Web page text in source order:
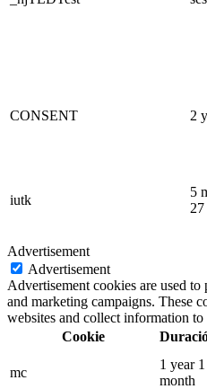
CONSENT 2
iutk
5
27
Advertisement
Advertisement
Advertisement cookies are used
and marketing campaigns. These
websites and collect information
Cookie
mc
1 year 1
month